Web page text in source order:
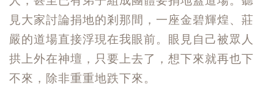
見大家討論捐地的剎那間，一座金碧輝煌、莊
嚴的道場直接浮現在我眼前。眼見自己被眾人
拱上外在神壇，只要上去了，想下來就再也下
不來，除非重重地跌下來。